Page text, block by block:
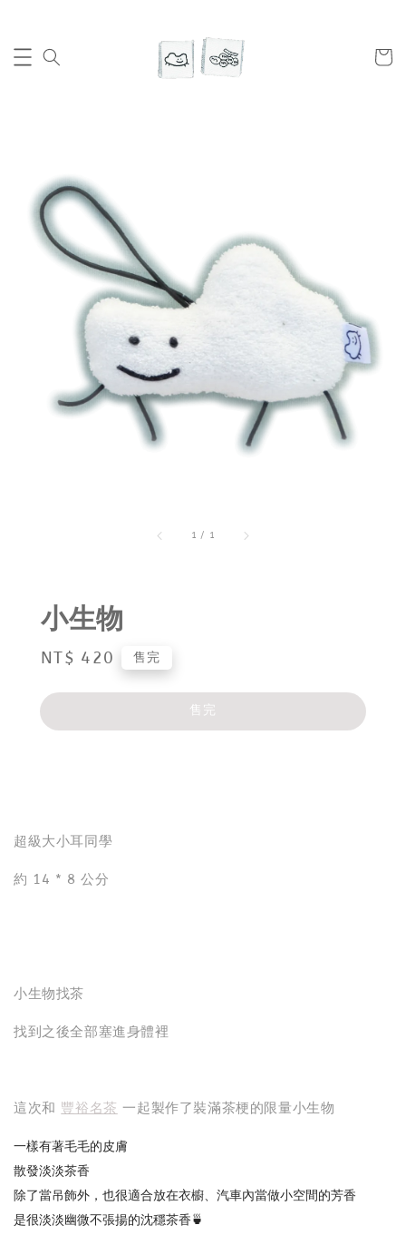
1 / 1
小生物
Regular
NT$ 420 售完
售完
超級大小耳同學
約 14 * 8 公分
小生物找茶
找到之後全部塞進身體裡
這次和 豐裕名茶 一起製作了裝滿茶梗的限量小生物
一樣有著毛毛的皮膚
散發淡淡茶香
除了當吊飾外，也很適合放在衣櫥、汽車內當做小空間的芳香
是很淡淡幽微不張揚的沈穩茶香🍵